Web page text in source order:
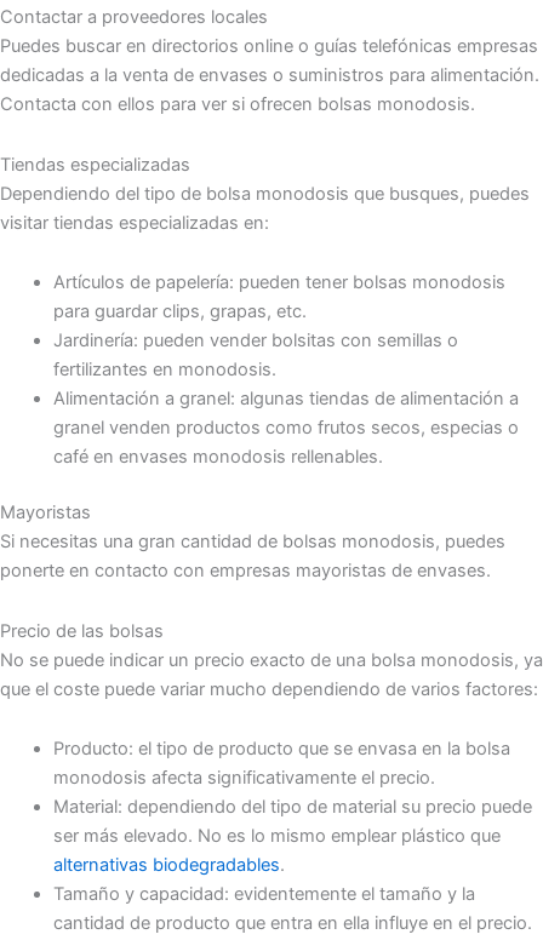
Contactar a proveedores locales
Puedes buscar en directorios online o guías telefónicas empresas
dedicadas a la venta de envases o suministros para alimentación.
Contacta con ellos para ver si ofrecen bolsas monodosis.
Tiendas especializadas
Dependiendo del tipo de bolsa monodosis que busques, puedes
visitar tiendas especializadas en:
Artículos de papelería: pueden tener bolsas monodosis
para guardar clips, grapas, etc.
Jardinería: pueden vender bolsitas con semillas o
fertilizantes en monodosis.
Alimentación a granel: algunas tiendas de alimentación a
granel venden productos como frutos secos, especias o
café en envases monodosis rellenables.
Mayoristas
Si necesitas una gran cantidad de bolsas monodosis, puedes
ponerte en contacto con empresas mayoristas de envases.
Precio de las bolsas
No se puede indicar un precio exacto de una bolsa monodosis, ya
que el coste puede variar mucho dependiendo de varios factores:
Producto: el tipo de producto que se envasa en la bolsa
monodosis afecta significativamente el precio.
Material: dependiendo del tipo de material su precio puede
ser más elevado. No es lo mismo emplear plástico que
alternativas biodegradables.
Tamaño y capacidad: evidentemente el tamaño y la
cantidad de producto que entra en ella influye en el precio.